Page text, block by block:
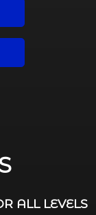
ALL LEVELS